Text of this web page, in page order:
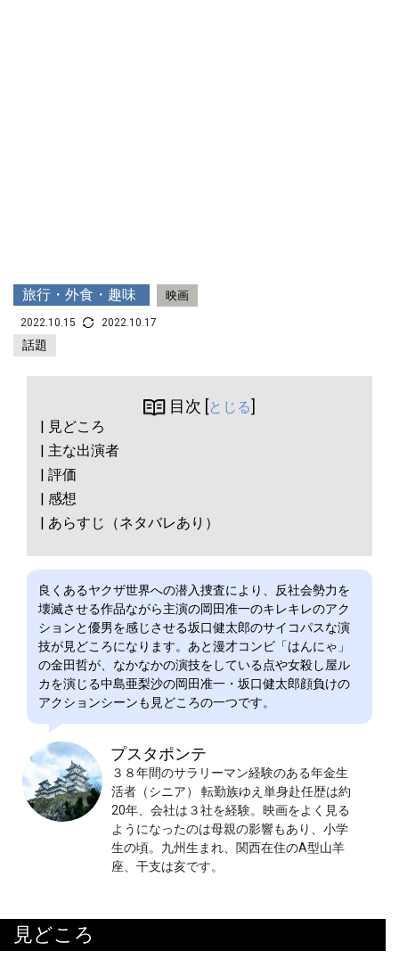
旅行・外食・趣味 映画
2022.10.15 2022.10.17
話題
目次 [とじる]
| 見どころ
| 主な出演者
| 評価
| 感想
| あらすじ（ネタバレあり）
良くあるヤクザ世界への潜入捜査により、反社会勢力を
壊滅させる作品ながら主演の岡田准一のキレキレのアク
ションと優男を感じさせる坂口健太郎のサイコパスな演
技が見どころになります。あと漫才コンビ「はんにゃ」
の金田哲が、なかなかの演技をしている点や女殺し屋ル
カを演じる中島亜梨沙の岡田准一・坂口健太郎顔負けの
アクションシーンも見どころの一つです。
プスタポンテ
３８年間のサラリーマン経験のある年金生
活者（シニア） 転勤族ゆえ単身赴任歴は約
20年、会社は３社を経験。映画をよく見る
ようになったのは母親の影響もあり、小学
生の頃。九州生まれ、関西在住のA型山羊
座、干支は亥です。
見どころ